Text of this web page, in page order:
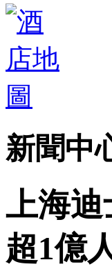
新聞中
上海迪
超1億